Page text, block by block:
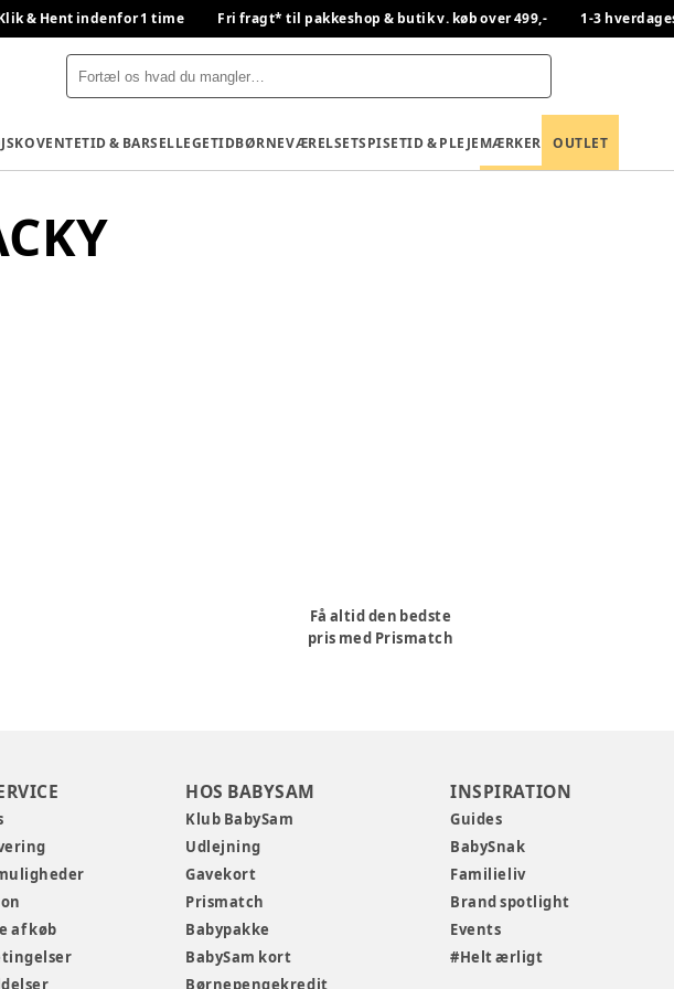
& Hent indenfor 1 time Fri fragt* til pakkeshop & butik v. køb over 499,- 1-3
SKOVENTETID & BARSELLEGETIDBØRNEVÆRELSETSPISETID & PLEJEMÆRKER OUTLET
Få altid den bedste
pris med Prismatch
af køb
HOS BABYSAM
Klub BabySam
Udlejning
Gavekort
Prismatch
Babypakke
BabySam kort
Børnepengekredit
INSPIRATION
Guides
BabySnak
Familieliv
Brand spotlight
Events
#Helt ærligt